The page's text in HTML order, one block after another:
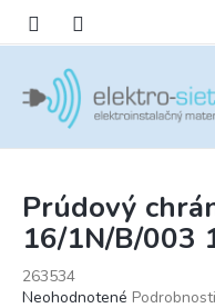
obsah
Prúdový
16/1N/B/003
263534
Priemerné
Neohodnotené